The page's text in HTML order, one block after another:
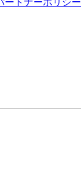
ートナーポリシー